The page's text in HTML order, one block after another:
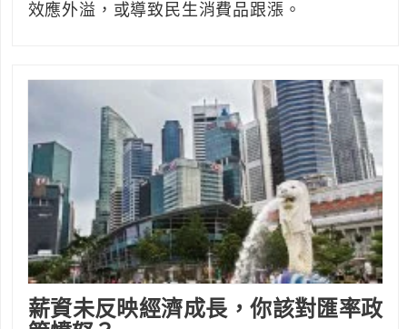
效應外溢，或導致民生消費品跟漲。
薪資未反映經濟成長，你該對匯率政